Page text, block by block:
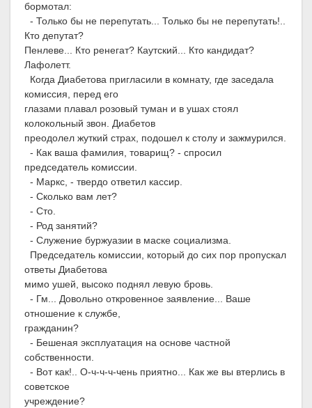
бормотал:
- Только бы не перепутать... Только бы не перепутать!..
Кто депутат?
Пенлеве... Кто ренегат? Каутский... Кто кандидат?
Лафолетт.
Когда Диабетова пригласили в комнату, где заседала
комиссия, перед его
глазами плавал розовый туман и в ушах стоял
колокольный звон. Диабетов
преодолел жуткий страх, подошел к столу и зажмурился.
- Как ваша фамилия, товарищ? - спросил
председатель комиссии.
- Маркс, - твердо ответил кассир.
- Сколько вам лет?
- Сто.
- Род занятий?
- Служение буржуазии в маске социализма.
Председатель комиссии, который до сих пор пропускал
ответы Диабетова
мимо ушей, высоко поднял левую бровь.
- Гм... Довольно откровенное заявление... Ваше
отношение к службе,
гражданин?
- Бешеная эксплуатация на основе частной
собственности.
- Вот как!.. О-ч-ч-ч-чень приятно... Как же вы втерлись в
советское
учреждение?